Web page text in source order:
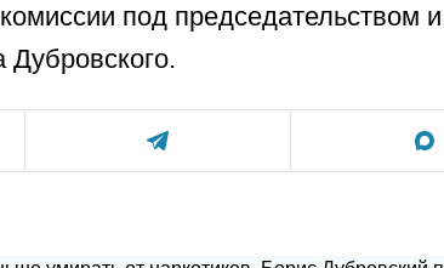
под председательством
Дубровского.